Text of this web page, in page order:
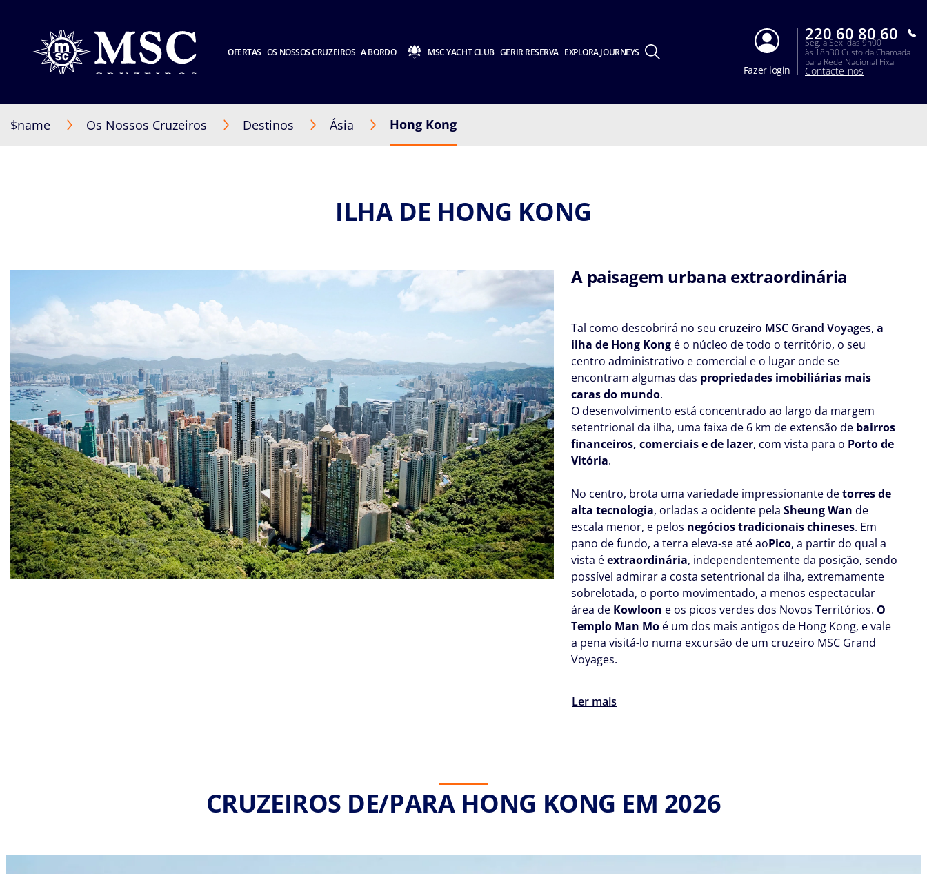
OFERTAS OS NOSSOS CRUZEIROS A BORDO MSC YACHT CLUB GERIR RESERVA EXPLORA JOURNEYS
Fazer login
220 60 80 60
Seg. a Sex. das 9h00
às 18h30 Custo da Chamada
para Rede Nacional Fixa
Contacte-nos
$name Os Nossos Cruzeiros Destinos Ásia Hong Kong
ILHA DE HONG KONG
A paisagem urbana extraordinária
Tal como descobrirá no seucruzeiro MSC Grand Voyages,a
ilha de Hong Kong é o núcleo de todo o território, o seu
centro administrativo e comercial e o lugar onde se
encontram algumas das propriedades imobiliárias mais
caras do mundo.
O desenvolvimento está concentrado ao largo da margem
setentrional da ilha, uma faixa de 6 km de extensão de bairros
financeiros, comerciais e de lazer, com vista para o Porto de
Vitória.
No centro, brota uma variedade impressionante detorres de
alta tecnologia, orladas a ocidente pelaSheung Wan de
escala menor, e pelos negócios tradicionais chineses. Em
pano de fundo, a terra eleva-se até aoPico, a partir do qual a
vista éextraordinária, independentemente da posição, sendo
possível admirar a costa setentrional da ilha, extremamente
sobrelotada, o porto movimentado, a menos espectacular
área de Kowloon e os picos verdes dos Novos Territórios. O
Templo Man Mo é um dos mais antigos de Hong Kong, e vale
a pena visitá-lo numa excursão de um cruzeiro MSC Grand
Voyages.
Ler mais
CRUZEIROS DE/PARA HONG KONG EM 2026